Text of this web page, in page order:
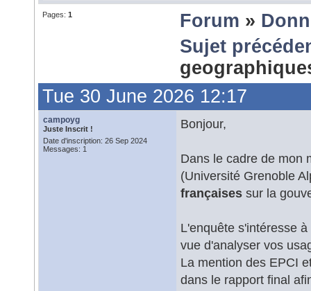
Pages: 1 Forum »
Sujet
Tue 30 June 2026 12:17
campoyg
Juste Inscrit !
Date d'inscription: 26 Sep 2024
Messages: 1
Bonjour,
Dans le cadre de mon
(Université Grenoble
françaises sur la
L'enquête s'intéresse
vue d'analyser vos
La mention des EPCI
dans le rapport final